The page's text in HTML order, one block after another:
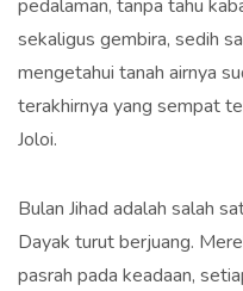
pedalaman, tanpa tahu
sekaligus gembira, sedih
mengetahui tanah airnya
terakhirnya yang sempat
Joloi.
Bulan Jihad adalah salah
Dayak turut berjuang.
pasrah pada keadaan,